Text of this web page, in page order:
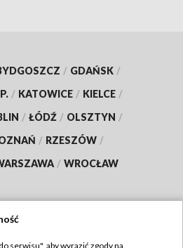
/ GDAŃSK /
/ KATOWICE / KIELCE /
/ ŁÓDŹ / OLSZTYN /
/ RZESZÓW /
/ WROCŁAW
serwisu", aby wyrazić zgody na